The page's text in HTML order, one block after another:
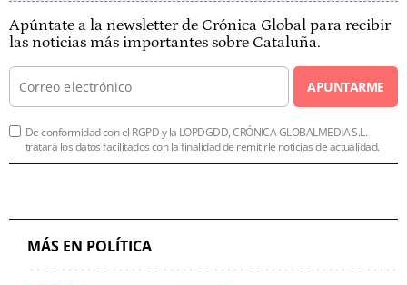
Apúntate a la newsletter de Crónica Global para recibir
las noticias más importantes sobre Cataluña.
APUNTARME
De conformidad con el RGPD y la LOPDGDD, CRÓNICA GLOBALMEDIA S.L.
tratará los datos facilitados con la finalidad de remitirle noticias de actualidad.
MÁS EN POLÍTICA